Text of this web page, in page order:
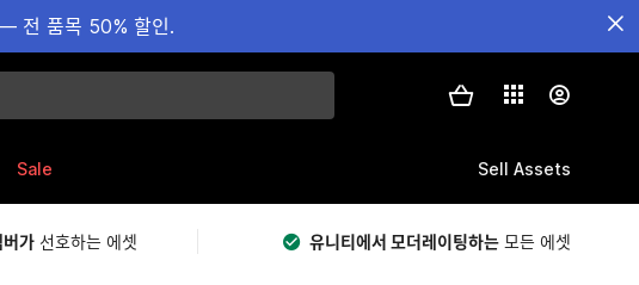
— 전 품목 50% 할인.
Sale Sell Assets
가 선호하는 에셋 유니티에서 모더레이팅하는 모든 에셋